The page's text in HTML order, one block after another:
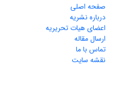
صفحه اصلی
درباره نشریه
اعضای هیات تحریریه
ارسال مقاله
تماس با ما
نقشه سایت